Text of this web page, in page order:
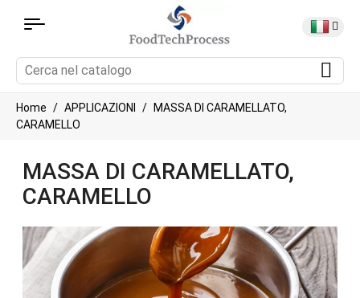
Home APPLICAZIONI
MASSA DI CARAMELLATO,
CARAMELLO
MASSA DI CARAMELLATO,
CARAMELLO